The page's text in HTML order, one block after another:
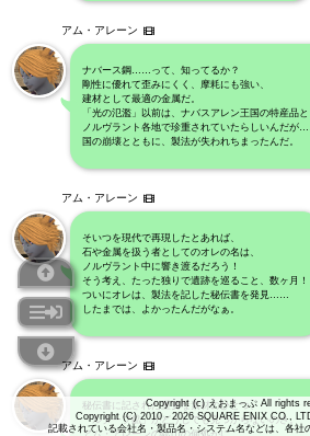
Copyright (c) えおまっぷ All rights
Copyright (C) 2010 - 2026 SQUARE ENIX CO.,
記載されている会社名・製品名・システム名などは、各社
アム・アレーン
ナバース鋼……って、知ってるか？
剛性に優れて歪みにくく、摩耗にも強い、
建材として最適の金属だ。
「光の氾濫」以前は、ナバスアレン王国の特産品と
ノルヴラント各地で珍重されていたらしいんだが
国の崩壊とともに、製法が失われちまったんだ。
アム・アレーン
そいつを現代で再現したとあれば、
石や金属を扱う者としてのオレの名は、
ノルヴラント中に響き渡るだろう！
そう考え、たった独りで遺跡を巡ること、数ヶ月！
ついにオレは、製法を記した秘伝書を発見……
したまでは、よかったんだがなぁ。
アム・アレーン
秘伝書に記された重要な素材のひとつ、
「ルターブ鉱」がどうしても見つからないのさ。